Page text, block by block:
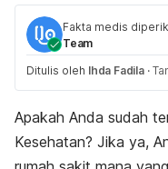
Fakta medis
Team
Ditulis oleh Ihda Fadila ·
Apakah Anda sudah
Kesehatan? Jika ya,